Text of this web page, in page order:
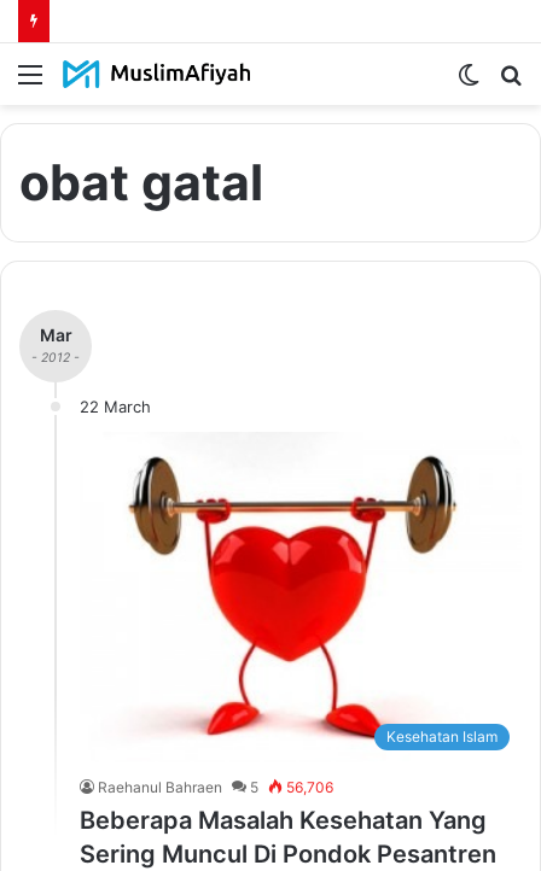
Menu
Switch
obat gatal
Mar
- 2012 -
22 March
Kesehatan Islam
Raehanul Bahraen 5 56,706
Beberapa Masalah Kesehatan Yang
Sering Muncul Di Pondok Pesantren